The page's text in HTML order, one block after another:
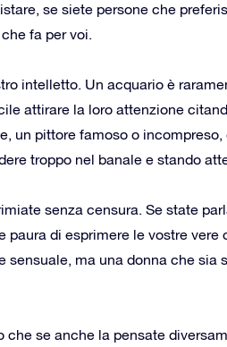
se siete persone che
fa per voi.
intelletto. Un acquario è
attirare la loro attenzione
un pittore famoso o
troppo nel banale e stando
senza censura. Se state
paura di esprimere le vostre vere
ma una donna che sia
se anche la pensate